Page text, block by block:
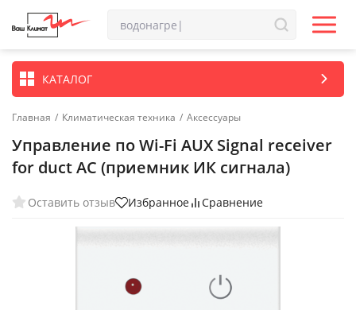
КАТАЛОГ
Главная / Климатическая техника / Аксессуары
Управление по Wi-Fi AUX Signal receiver
for duct AC (приемник ИК сигнала)
Оставить отзыв Избранное Сравнение